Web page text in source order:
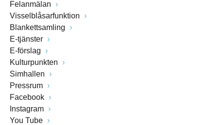
Felanmälan
Visselblåsarfunktion
Blankettsamling
E-tjänster
E-förslag
Kulturpunkten
Simhallen
Pressrum
Facebook
Instagram
You Tube